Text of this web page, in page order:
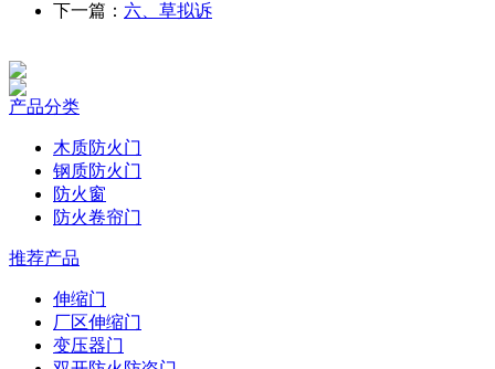
下一篇： 六、草拟诉
产品分类
木质防火门
钢质防火门
防火窗
防火卷帘门
推荐产品
伸缩门
厂区伸缩门
变压器门